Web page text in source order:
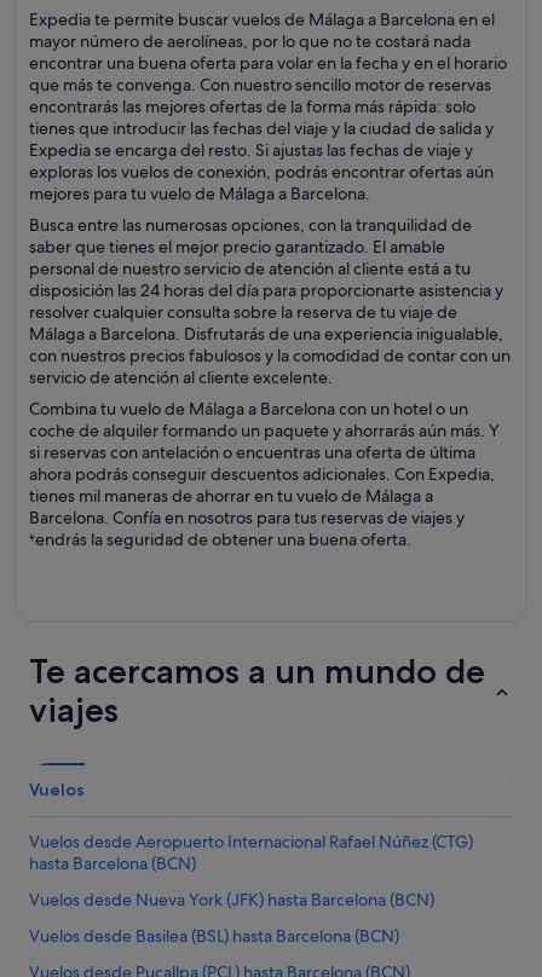
Expedia te permite buscar vuelos de Málaga a Barcelona en el
mayor número de aerolíneas, por lo que no te costará nada
encontrar una buena oferta para volar en la fecha y en el horario
que más te convenga. Con nuestro sencillo motor de reservas
encontrarás las mejores ofertas de la forma más rápida: solo
tienes que introducir las fechas del viaje y la ciudad de salida y
Expedia se encarga del resto. Si ajustas las fechas de viaje y
exploras los vuelos de conexión, podrás encontrar ofertas aún
mejores para tu vuelo de Málaga a Barcelona.
Busca entre las numerosas opciones, con la tranquilidad de
saber que tienes el mejor precio garantizado. El amable
personal de nuestro servicio de atención al cliente está a tu
disposición las 24 horas del día para proporcionarte asistencia y
resolver cualquier consulta sobre la reserva de tu viaje de
Málaga a Barcelona. Disfrutarás de una experiencia inigualable,
con nuestros precios fabulosos y la comodidad de contar con un
servicio de atención al cliente excelente.
Combina tu vuelo de Málaga a Barcelona con un hotel o un
coche de alquiler formando un paquete y ahorrarás aún más. Y
si reservas con antelación o encuentras una oferta de última
ahora podrás conseguir descuentos adicionales. Con Expedia,
tienes mil maneras de ahorrar en tu vuelo de Málaga a
Barcelona. Confía en nosotros para tus reservas de viajes y
tendrás la seguridad de obtener una buena oferta.
Te acercamos a un mundo de
viajes
Vuelos
Vuelos desde Aeropuerto Internacional Rafael Núñez (CTG)
hasta Barcelona (BCN)
Vuelos desde Nueva York (JFK) hasta Barcelona (BCN)
Vuelos desde Basilea (BSL) hasta Barcelona (BCN)
Vuelos desde Pucallpa (PCL) hasta Barcelona (BCN)